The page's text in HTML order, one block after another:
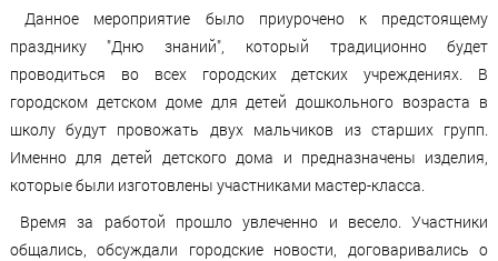
Данное мероприятие было приурочено к предстоящему
празднику "Дню знаний", который традиционно будет
проводиться во всех городских детских учреждениях. В
городском детском доме для детей дошкольного возраста в
школу будут провожать двух мальчиков из старших групп.
Именно для детей детского дома и предназначены изделия,
которые были изготовлены участниками мастер-класса.
Время за работой прошло увлеченно и весело. Участники
общались, обсуждали городские новости, договаривались о